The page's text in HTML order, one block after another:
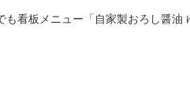
看板メニュー「自家製おろし醤油